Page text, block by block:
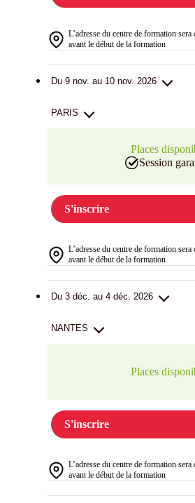
L’adresse du centre de formation
avant le début de la formation
Du 9 nov. au 10 nov. 2026
PARIS
Places
Session
S'inscrire
L’adresse du centre de formation
avant le début de la formation
Du 3 déc. au 4 déc. 2026
NANTES
Places
S'inscrire
L’adresse du centre de formation
avant le début de la formation